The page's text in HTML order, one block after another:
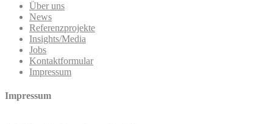
Über uns
News
Referenzprojekte
Insights/Media
Jobs
Kontaktformular
Impressum
Impressum